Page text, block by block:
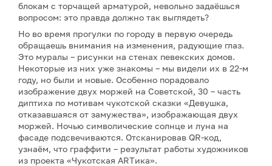
блокам с торчащей арматурой, невольно задаёшься
вопросом: это правда должно так выглядеть?
Но во время прогулки по городу в первую очередь
обращаешь внимания на изменения, радующие глаз.
Это муралы – рисунки на стенах певекских домов.
Некоторые из них уже знакомы – мы видели их в 22-м
году, но были и новые. Особенно порадовало
изображение двух моржей на Советской, 30 – часть
диптиха по мотивам чукотской сказки «Девушка,
отказавшаяся от замужества», изображающая двух
моржей. Ночью символические солнце и луна на
фасаде подсвечиваются. Отсканировав QR-код,
узнаём, что граффити – результат работы художников
из проекта «Чукотская ARTика».